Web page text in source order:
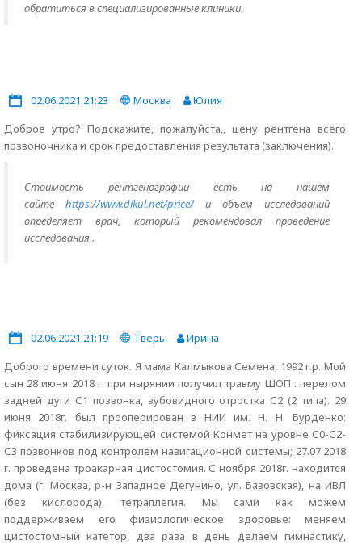
обратиться в специализированные клиники.
02.06.2021 21:23 Москва
Юлия
Доброе утро? Подскажите, пожалуйста,, цену рентгена всего
позвоночника и срок предоставления результата (заключения).
Стоимость рентгенографии есть на нашем
сайте https://www.dikul.net/price/и объем исследований
определяет врач, который рекомендовал проведение
исследования .
02.06.2021 21:19 Тверь
Ирина
Доброго времени суток. Я мама Калмыкова Семена, 1992 г.р. Мой
сын 28 июня 2018 г. при нырянии получил травму ШОП : перелом
задней дуги С1 позвонка, зубовидного отростка С2 (2 типа). 29
июня 2018г. был прооперирован в НИИ им. Н. Н. Бурденко:
фиксация стабилизирующей системой Конмет на уровне С0-С2-
С3 позвонков под контролем навигационной системы; 27.07.2018
г. проведена троакарная цистостомия. С ноября 2018г. находится
дома (г. Москва, р-н Западное Дегунино, ул. Базовская), на ИВЛ
(без кислорода), тетраплегия. Мы сами как можем
поддерживаем его физиологическое здоровье: меняем
цистостомный катетор, два раза в день делаем гимнастику,